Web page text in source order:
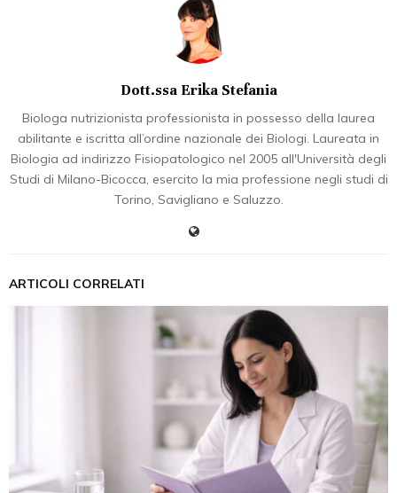
Dott.ssa Erika Stefania
Biologa nutrizionista professionista in possesso della laurea
abilitante e iscritta all’ordine nazionale dei Biologi. Laureata in
Biologia ad indirizzo Fisiopatologico nel 2005 all'Università degli
Studi di Milano-Bicocca, esercito la mia professione negli studi di
Torino, Savigliano e Saluzzo.
ARTICOLI CORRELATI